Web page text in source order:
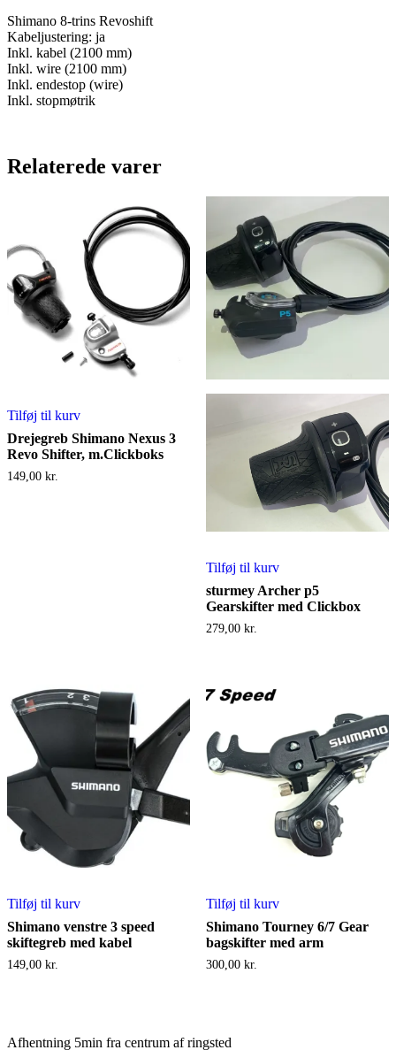
Shimano 8-trins Revoshift
Kabeljustering: ja
Inkl. kabel (2100 mm)
Inkl. wire (2100 mm)
Inkl. endestop (wire)
Inkl. stopmøtrik
Relaterede varer
Tilføj til kurv
Drejegreb Shimano Nexus 3
Revo Shifter, m.Clickboks
149,00 kr.
Tilføj til kurv
sturmey Archer p5
Gearskifter med Clickbox
279,00 kr.
Tilføj til kurv
Shimano venstre 3 speed
skiftegreb med kabel
149,00 kr.
Tilføj til kurv
Shimano Tourney 6/7 Gear
bagskifter med arm
300,00 kr.
Afhentning 5min fra centrum af ringsted